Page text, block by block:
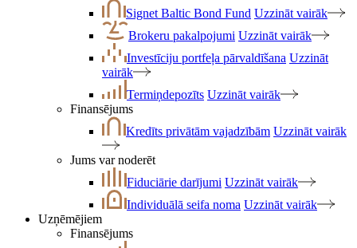
Signet Baltic Bond Fund Uzzināt vairāk
Brokeru pakalpojumi Uzzināt vairāk
Investīciju portfeļa pārvaldīšana Uzzināt
vairāk
Termiņdepozīts Uzzināt vairāk
Finansējums
Kredīts privātām vajadzībām Uzzināt vairāk
Jums var noderēt
Fiduciārie darījumi Uzzināt vairāk
Individuālā seifa noma Uzzināt vairāk
Uzņēmējiem
Finansējums